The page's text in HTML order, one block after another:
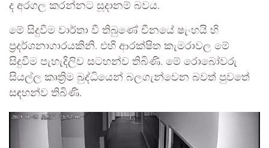
ද අරගල කරන්නට සූදානම් බවය.
මේ සිදුවීම වාර්තා වී තිබුණේ චීනයේ ෂැංහයි හි
ප්‍රදර්ශනාගාරයකිනි. එහි ආරක්ෂිත කැමරාවල මේ
සිදුවීම පැහැදිලිව සටහන්ව තිබිණි. මේ රොබෝවරු
සියල්ල කෘත්‍රිම බුද්ධියෙන් බලගැන්වෙන බවත් පුවතේ
සඳහන්ව තිබිණි.